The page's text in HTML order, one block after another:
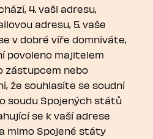
4. vaši adresu,
adresu, 5. vaše
v dobré víře domníváte,
povoleno majitelem
zástupcem nebo
že souhlasíte se soudní
soudu Spojených států
se k vaší adrese
mimo Spojené státy